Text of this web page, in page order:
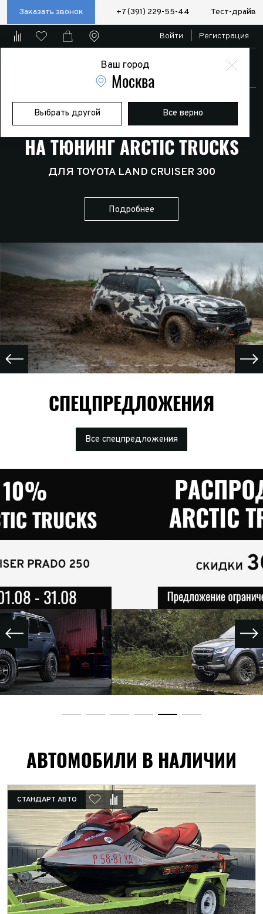
Заказать звонок +7 (391) 229-55-44 Тест-драйв
Ваш город
Москва
Выбрать другой Все верно
Войти Регистрация
НОВАЯ МОДЕЛЬ ARCTIC TRUCKS
СКИДКА 10%
НА ТЮНИНГ ARCTIC TRUCKS
Подробнее
СПЕЦПРЕДЛОЖЕНИЯ
Все спецпредложения
АВТОМОБИЛИ В НАЛИЧИИ
СТАНДАРТ АВТО